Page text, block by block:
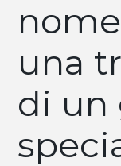
una
di un